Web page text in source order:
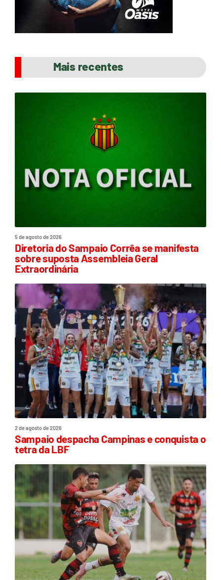
Mais recentes
5 de agosto de 2026
Diretoria do Sampaio Corrêa se manifesta
sobre suposta Assembleia Geral
Extraordinária
2 de agosto de 2026
Sampaio despacha Campinas e conquista o
tetra da LBF